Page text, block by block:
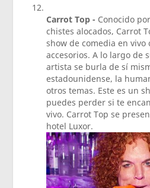
Carrot Top - Conocido
chistes alocados, Carrot
show de comedia en vivo
accesorios. A lo largo de
artista se burla de sí
estadounidense, la
otros temas. Este es un
puedes perder si te
vivo. Carrot Top se
hotel Luxor.